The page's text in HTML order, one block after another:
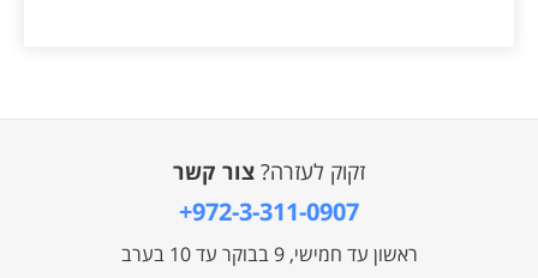
זקוק לעזרה? צור קשר
+972-3-311-0907
ראשון עד חמישי, 9 בבוקר עד 10 בערב